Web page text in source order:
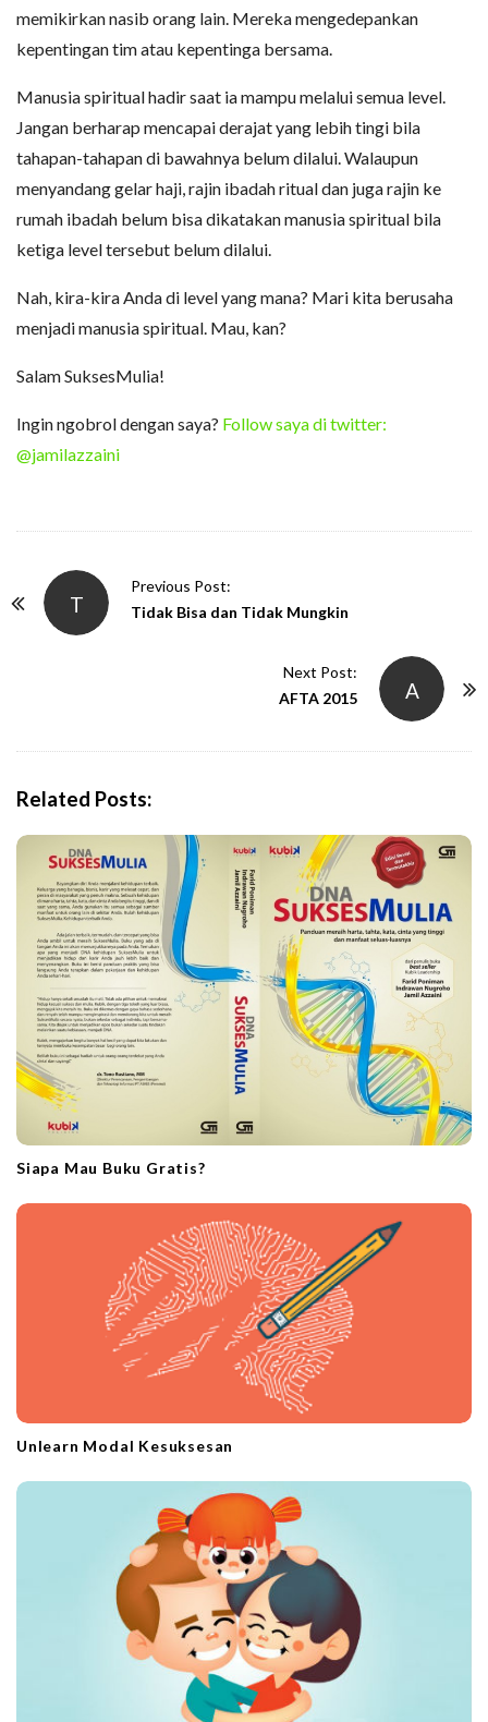
memikirkan nasib orang lain. Mereka mengedepankan
kepentingan tim atau kepentinga bersama.
Manusia spiritual hadir saat ia mampu melalui semua level.
Jangan berharap mencapai derajat yang lebih tingi bila
tahapan-tahapan di bawahnya belum dilalui. Walaupun
menyandang gelar haji, rajin ibadah ritual dan juga rajin ke
rumah ibadah belum bisa dikatakan manusia spiritual bila
ketiga level tersebut belum dilalui.
Nah, kira-kira Anda di level yang mana? Mari kita berusaha
menjadi manusia spiritual. Mau, kan?
Salam SuksesMulia!
Ingin ngobrol dengan saya? Follow saya di twitter:
@jamilazzaini
T
Previous Post:
Tidak Bisa dan Tidak Mungkin
A
Next Post:
AFTA 2015
Related Posts:
Siapa Mau Buku Gratis?
Unlearn Modal Kesuksesan